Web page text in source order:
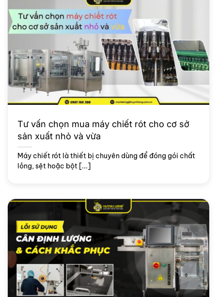
Tư vấn chọn mua máy chiết rót cho cơ sở
sản xuất nhỏ và vừa
Máy chiết rót là thiết bị chuyên dùng để đóng gói chất
lỏng, sệt hoặc bột [...]